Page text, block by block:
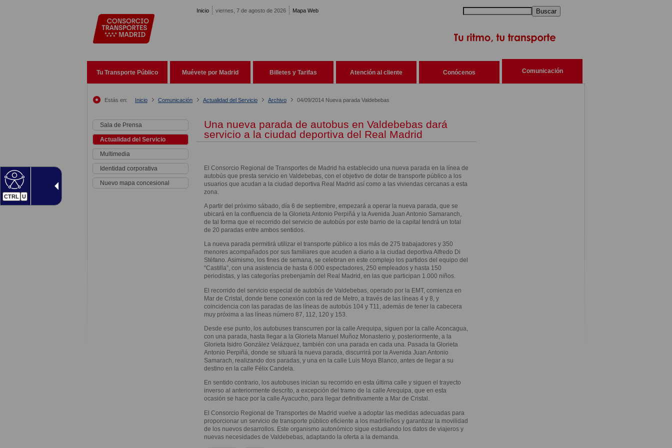
CTRL U
Inicio viernes, 7 de agosto de 2026 Mapa Web Buscar
Tu Transporte Público Muévete por Madrid Billetes y Tarifas Atención al cliente Conócenos Comunicación
Estás en: Inicio Comunicación Actualidad del Servicio Archivo 04/09/2014 Nueva parada Valdebebas
Sala de Prensa
Actualidad del Servicio
Multimedia
Identidad corporativa
Nuevo mapa concesional
Una nueva parada de autobus en Valdebebas dará
servicio a la ciudad deportiva del Real Madrid
El Consorcio Regional de Transportes de Madrid ha establecido una nueva parada en la línea de
autobús que presta servicio en Valdebebas, con el objetivo de dotar de transporte público a los
usuarios que acudan a la ciudad deportiva Real Madrid así como a las viviendas cercanas a esta
zona.
A partir del próximo sábado, día 6 de septiembre, empezará a operar la nueva parada, que se
ubicará en la confluencia de la Glorieta Antonio Perpiñá y la Avenida Juan Antonio Samaranch,
de tal forma que el recorrido del servicio de autobús por este barrio de la capital tendrá un total
de 20 paradas entre ambos sentidos.
La nueva parada permitirá utilizar el transporte público a los más de 275 trabajadores y 350
menores acompañados por sus familiares que acuden a diario a la ciudad deportiva Alfredo Di
Stéfano. Asimismo, los fines de semana, se celebran en este complejo los partidos del equipo del
“Castilla”, con una asistencia de hasta 6.000 espectadores, 250 empleados y hasta 150
periodistas, y las categorías prebenjamín del Real Madrid, en las que participan 1.000 niños.
El recorrido del servicio especial de autobús de Valdebebas, operado por la EMT, comienza en
Mar de Cristal, donde tiene conexión con la red de Metro, a través de las líneas 4 y 8, y
coincidencia con las paradas de las líneas de autobús 104 y T11, además de tener la cabecera
muy próxima a las líneas número 87, 112, 120 y 153.
Desde ese punto, los autobuses transcurren por la calle Arequipa, siguen por la calle Aconcagua,
con una parada, hasta llegar a la Glorieta Manuel Muñoz Monasterio y, posteriormente, a la
Glorieta Isidro González Velázquez, también con una parada en cada una. Pasada la Glorieta
Antonio Perpiñá, donde se situará la nueva parada, discurrirá por la Avenida Juan Antonio
Samarach, realizando dos paradas, y una en la calle Luis Moya Blanco, antes de llegar a su
destino en la calle Félix Candela.
En sentido contrario, los autobuses inician su recorrido en esta última calle y siguen el trayecto
inverso al anteriormente descrito, a excepción del tramo de la calle Arequipa, que en esta
ocasión se hace por la calle Ayacucho, para llegar definitivamente a Mar de Cristal.
El Consorcio Regional de Transportes de Madrid vuelve a adoptar las medidas adecuadas para
proporcionar un servicio de transporte público eficiente a los madrileños y garantizar la movilidad
de los nuevos desarrollos. Este organismo autonómico sigue estudiando los datos de viajeros y
nuevas necesidades de Valdebebas, adaptando la oferta a la demanda.